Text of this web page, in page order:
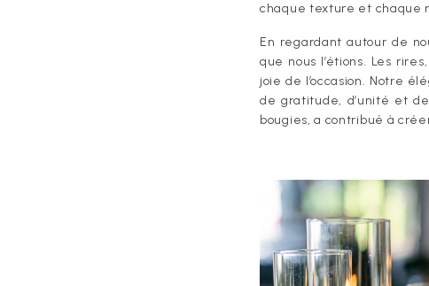
chaque texture et chaque
En regardant autour de
que nous l’étions. Les
joie de l’occasion. Notre
de gratitude, d’unité et
bougies, a contribué à